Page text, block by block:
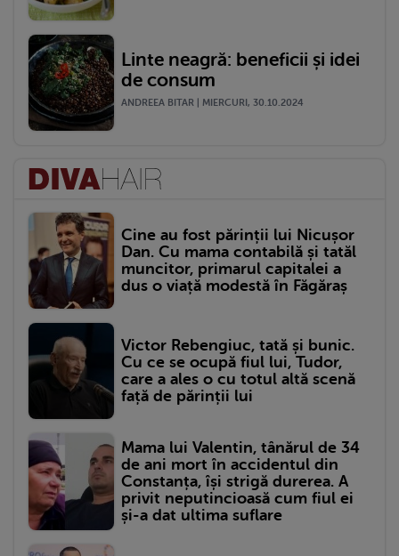
Linte neagră: beneficii și idei
de consum
ANDREEA BITAR | MIERCURI, 30.10.2024
Cine au fost părinții lui Nicușor
Dan. Cu mama contabilă și tatăl
muncitor, primarul capitalei a
dus o viață modestă în Făgăraș
Victor Rebengiuc, tată și bunic.
Cu ce se ocupă fiul lui, Tudor,
care a ales o cu totul altă scenă
față de părinții lui
Mama lui Valentin, tânărul de 34
de ani mort în accidentul din
Constanța, își strigă durerea. A
privit neputincioasă cum fiul ei
și-a dat ultima suflare